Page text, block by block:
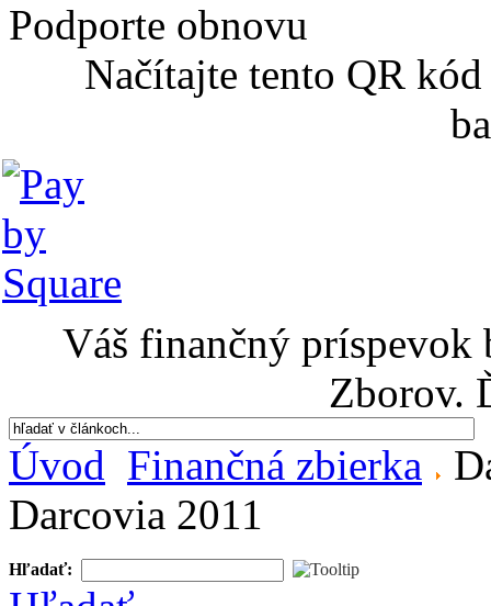
Podporte obnovu
Načítajte tento QR
Váš finančný príspevok
Zborov.
Úvod Finančná zbierka
Darcovia 2011
Hľadať: